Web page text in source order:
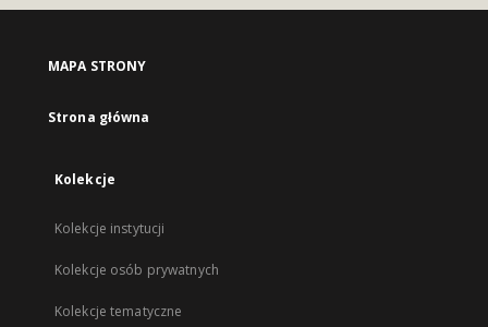
MAPA STRONY
Strona główna
Kolekcje
Kolekcje instytucji
Kolekcje osób prywatnych
Kolekcje tematyczne